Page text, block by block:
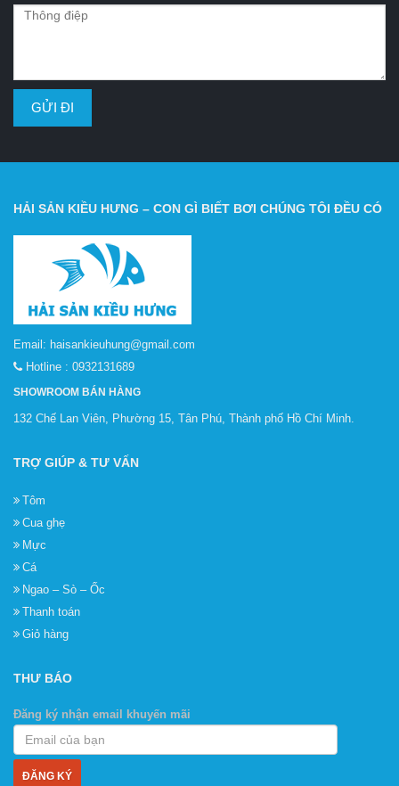
HẢI SẢN KIỀU HƯNG – CON GÌ BIẾT BƠI CHÚNG TÔI ĐỀU CÓ
Email: haisankieuhung@gmail.com
Hotline : 0932131689
SHOWROOM BÁN HÀNG
132 Chế Lan Viên, Phường 15, Tân Phú, Thành phố Hồ Chí Minh.
TRỢ GIÚP & TƯ VẤN
Tôm
Cua ghẹ
Mực
Cá
Ngao – Sò – Ốc
Thanh toán
Giỏ hàng
THƯ BÁO
Đăng ký nhận email khuyến mãi